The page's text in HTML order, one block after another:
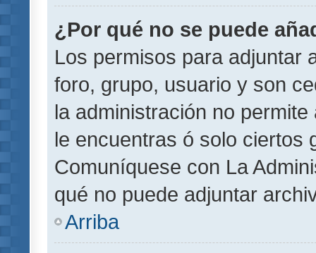
¿Por qué no se puede
Los permisos para adjuntar
foro, grupo, usuario y son
la administración no
le encuentras ó solo ciertos
Comuníquese con La
qué no puede adjuntar
Arriba